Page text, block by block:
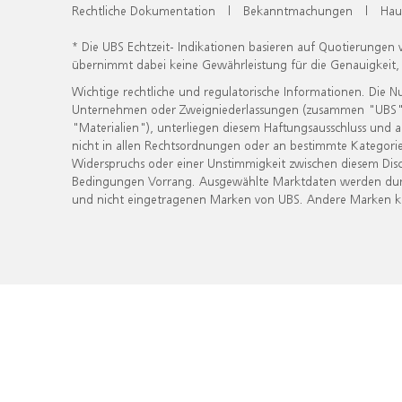
Rechtliche Dokumentation | Bekanntmachungen |
* Die UBS Echtzeit- Indikationen basieren auf
übernimmt dabei keine Gewährleistung für die
Wichtige rechtliche und regulatorische Informationen. Die
Unternehmen oder Zweigniederlassungen (zusammen
"Materialien"), unterliegen diesem Haftungsausschluss
nicht in allen Rechtsordnungen oder an bestimmte
Widerspruchs oder einer Unstimmigkeit zwischen diesem
Bedingungen Vorrang. Ausgewählte Marktdaten werden
und nicht eingetragenen Marken von UBS. Andere Marken